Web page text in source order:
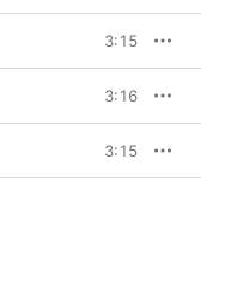
3:15
3:16
3:15